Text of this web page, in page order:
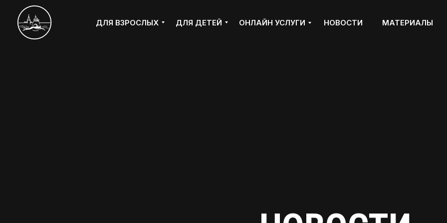
ДЛЯ ВЗРОСЛЫХ ДЛЯ ДЕТЕЙ ОНЛАЙН УСЛУГИ НОВОСТИ МАТЕРИАЛЫ